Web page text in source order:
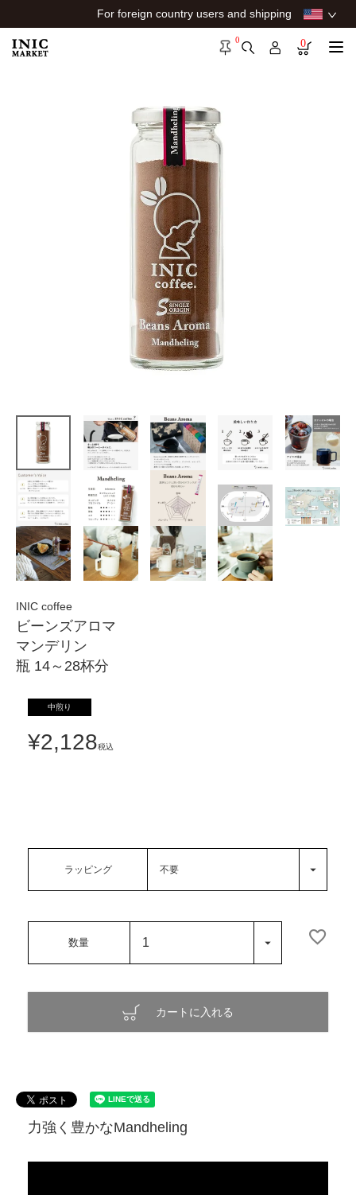
For foreign country users and shipping
0 0
INIC coffee
ビーンズアロマ
マンデリン
瓶 14～28杯分
中煎り
¥2,128税込
ラッピング
カートに入れる
力強く豊かなMandheling